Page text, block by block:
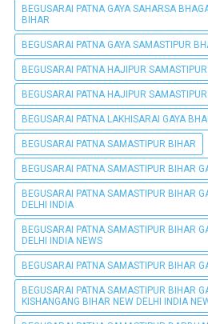
BEGUSARAI PATNA GAYA SAHARSA
BIHAR
BEGUSARAI PATNA GAYA SAMASTIPUR
BEGUSARAI PATNA HAJIPUR
BEGUSARAI PATNA HAJIPUR
BEGUSARAI PATNA LAKHISARAI GAYA
BEGUSARAI PATNA SAMASTIPUR BIHAR
BEGUSARAI PATNA SAMASTIPUR BIHAR
BEGUSARAI PATNA SAMASTIPUR BIHAR
DELHI INDIA
BEGUSARAI PATNA SAMASTIPUR BIHAR
DELHI INDIA NEWS
BEGUSARAI PATNA SAMASTIPUR BIHAR
BEGUSARAI PATNA SAMASTIPUR BIHAR
KISHANGANG BIHAR NEW DELHI INDIA